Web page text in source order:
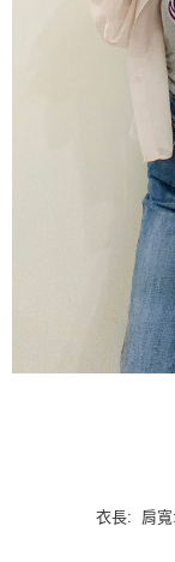
衣長: 肩